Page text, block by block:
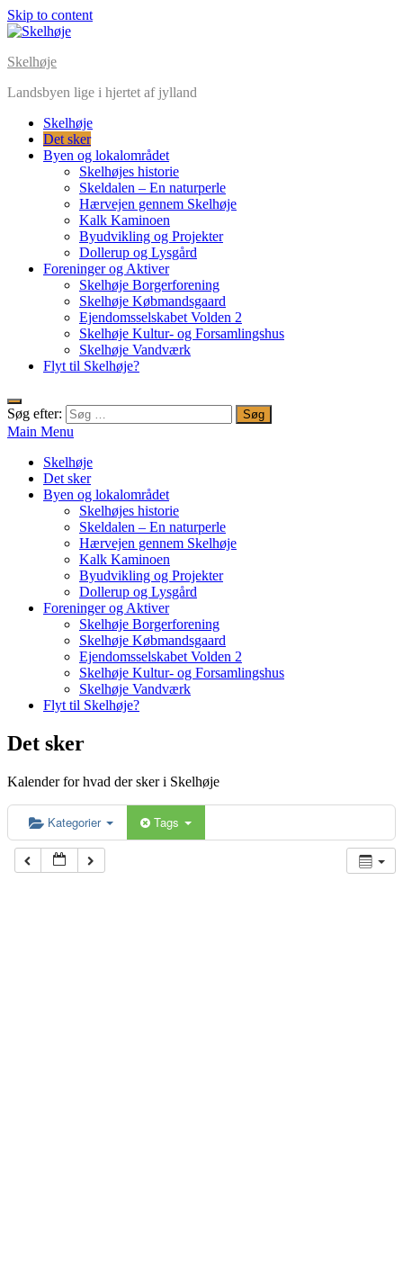
Skip to content
Skelhøje
Landsbyen lige i hjertet af jylland
Skelhøje
Det sker
Byen og lokalområdet
Skelhøjes historie
Skeldalen – En naturperle
Hærvejen gennem Skelhøje
Kalk Kaminoen
Byudvikling og Projekter
Dollerup og Lysgård
Foreninger og Aktiver
Skelhøje Borgerforening
Skelhøje Købmandsgaard
Ejendomsselskabet Volden 2
Skelhøje Kultur- og Forsamlingshus
Skelhøje Vandværk
Flyt til Skelhøje?
Søg efter:
Main Menu
Skelhøje
Det sker
Byen og lokalområdet
Skelhøjes historie
Skeldalen – En naturperle
Hærvejen gennem Skelhøje
Kalk Kaminoen
Byudvikling og Projekter
Dollerup og Lysgård
Foreninger og Aktiver
Skelhøje Borgerforening
Skelhøje Købmandsgaard
Ejendomsselskabet Volden 2
Skelhøje Kultur- og Forsamlingshus
Skelhøje Vandværk
Flyt til Skelhøje?
Det sker
Kalender for hvad der sker i Skelhøje
Kategorier Tags